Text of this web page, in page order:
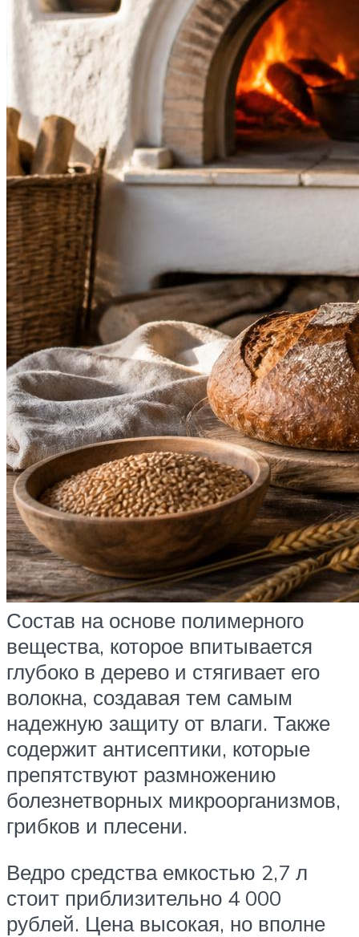
Состав на основе полимерного
вещества, которое впитывается
глубоко в дерево и стягивает его
волокна, создавая тем самым
надежную защиту от влаги. Также
содержит антисептики, которые
препятствуют размножению
болезнетворных микроорганизмов,
грибков и плесени.
Ведро средства емкостью 2,7 л
стоит приблизительно 4 000
рублей. Цена высокая, но вполне